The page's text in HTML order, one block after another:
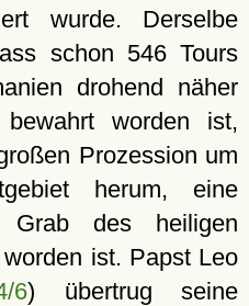
wurde. Derselbe
schon 546 Tours
drohend näher
worden ist,
Prozession um
herum, eine
Grab des heiligen
ist. Papst Leo
6) übertrug seine